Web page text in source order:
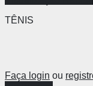
TÊNIS
Faça login ou